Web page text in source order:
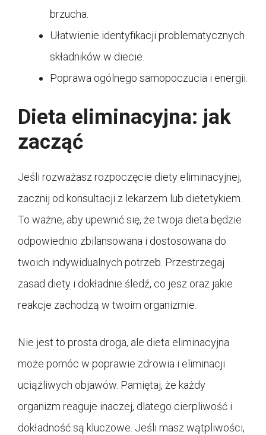
brzucha.
Ułatwienie identyfikacji problematycznych
składników w diecie.
Poprawa ogólnego samopoczucia i energii.
Dieta eliminacyjna: jak
zacząć
Jeśli rozważasz rozpoczęcie diety eliminacyjnej,
zacznij od konsultacji z lekarzem lub dietetykiem.
To ważne, aby upewnić się, że twoja dieta będzie
odpowiednio zbilansowana i dostosowana do
twoich indywidualnych potrzeb. Przestrzegaj
zasad diety i dokładnie śledź, co jesz oraz jakie
reakcje zachodzą w twoim organizmie.
Nie jest to prosta droga, ale dieta eliminacyjna
może pomóc w poprawie zdrowia i eliminacji
uciążliwych objawów. Pamiętaj, że każdy
organizm reaguje inaczej, dlatego cierpliwość i
dokładność są kluczowe. Jeśli masz wątpliwości,